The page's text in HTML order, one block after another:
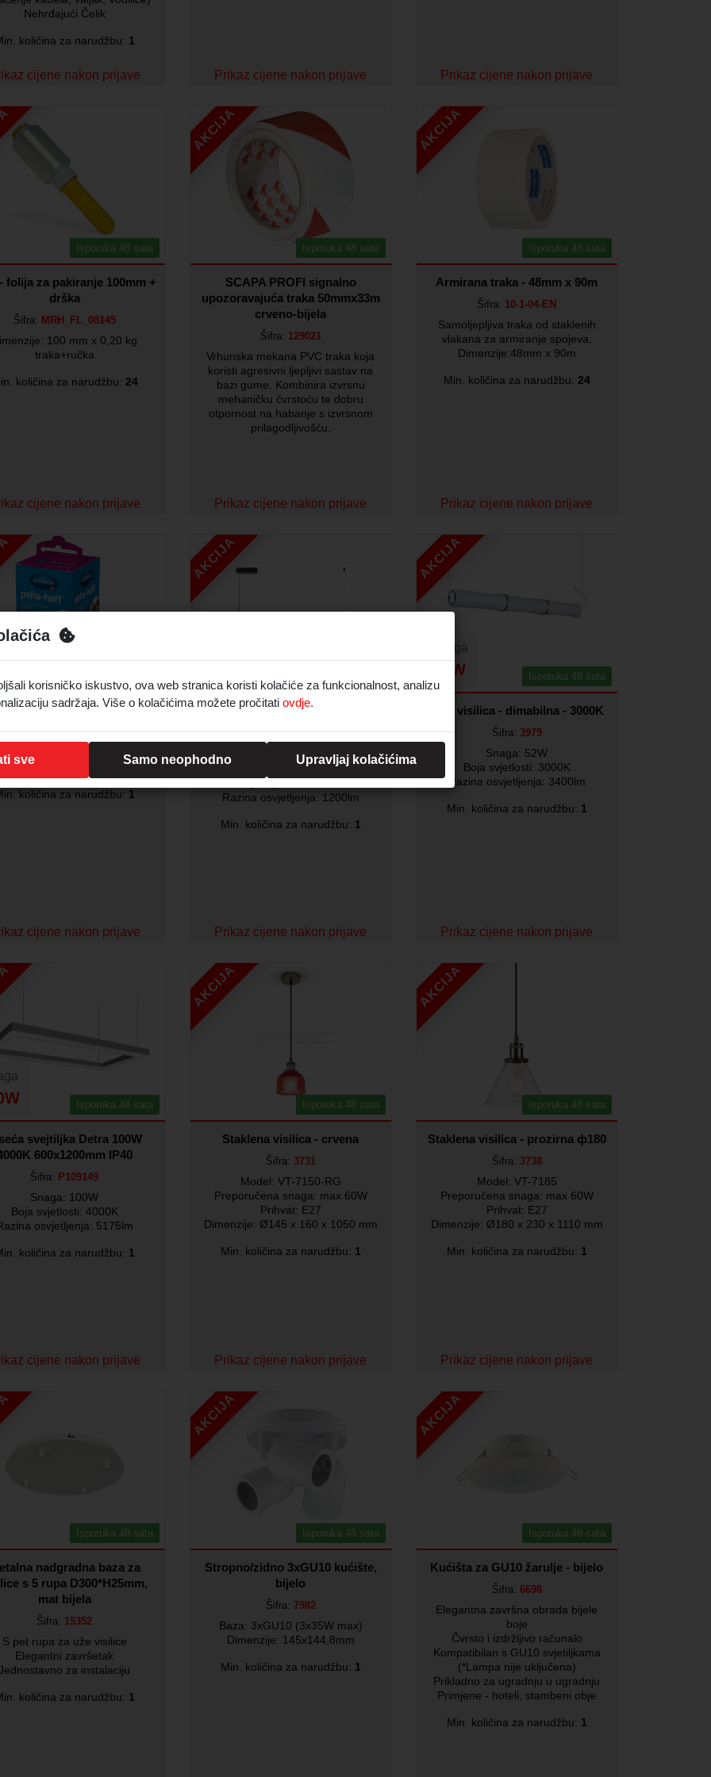
Nehrđajući Čelik
količina za narudžbu: 1
cijene nakon prijave Prikaz cijene nakon prijave Prikaz cijene nakon prijave
Isporuka 48 sata
folija za pakiranje 100mm +
drška
Šifra: MRH_FL_08145
100 mm x 0,20 kg
traka+ručka
količina za narudžbu: 24
cijene nakon prijave
AKCIJA
Isporuka 48 sata
SCAPA PROFI signalno
upozoravajuća traka 50mmx33m
crveno-bijela
Šifra: 129021
Vrhunska mekana PVC traka koja
koristi agresivni ljepljivi sastav na
bazi gume. Kombinira izvrsnu
mehaničku čvrstoću te dobru
otpornost na habanje s izvrsnom
prilagodljivošću.
Prikaz cijene nakon prijave
AKCIJA
Isporuka 48 sata
Armirana traka - 48mm x 90m
Šifra: 10-1-04-EN
Samoljepljiva traka od staklenih
vlakana za armiranje spojeva.
Dimenzije:48mm x 90m
Min. količina za narudžbu: 24
Prikaz cijene nakon prijave
Peha-haft zavoj
Šifra:PH9280050
komada u pakiranju: 1 kom
količina za narudžbu: 1
cijene nakon prijave
AKCIJA
LED elegantna visilica 12W
Snaga: 24W
Razina osvjetljenja: 1200lm
Min. količina za narudžbu: 1
Prikaz cijene nakon prijave
AKCIJA
Snaga
55W Isporuka 48 sata
52W visilica - dimabilna - 3000K
Šifra: 3979
Snaga: 52W
Boja svjetlosti: 3000K
Razina osvjetljenja: 3400lm
Min. količina za narudžbu: 1
Prikaz cijene nakon prijave
Isporuka 48 sata
svejtiljka Detra 100W
600x1200mm IP40
Šifra: P109149
Snaga: 100W
Boja svjetlosti: 4000K
osvjetljenja: 5175lm
količina za narudžbu: 1
cijene nakon prijave
AKCIJA
Isporuka 48 sata
Staklena visilica - crvena
Šifra: 3731
Model: VT-7150-RG
Preporučena snaga: max 60W
Prihvat: E27
Dimenzije: Ø145 x 160 x 1050 mm
Min. količina za narudžbu: 1
Prikaz cijene nakon prijave
AKCIJA
Isporuka 48 sata
Staklena visilica - prozirna ф180
Šifra: 3738
Model: VT-7185
Preporučena snaga: max 60W
Prihvat: E27
Dimenzije: Ø180 x 230 x 1110 mm
Min. količina za narudžbu: 1
Prikaz cijene nakon prijave
Isporuka 48 sata
nadgradna baza za
s 5 rupa D300*H25mm,
mat bijela
Šifra: 15352
S pet rupa za uže visilice
Elegantni završetak
za instalaciju
količina za narudžbu: 1
AKCIJA
Isporuka 48 sata
Stropno/zidno 3xGU10 kućište,
bijelo
Šifra: 7982
Baza: 3xGU10 (3x35W max)
Dimenzije: 145x144,8mm
Min. količina za narudžbu: 1
AKCIJA
Isporuka 48 sata
Kućišta za GU10 žarulje - bijelo
Šifra: 6698
Elegantna završna obrada bijele
boje
Čvrsto i izdržljivo računalo
Kompatibilan s GU10 svjetiljkama
(*Lampa nije uključena)
Prikladno za ugradnju u ugradnju
Primjene - hoteli, stambeni obje
Min. količina za narudžbu: 1
korisničko iskustvo, ova web stranica koristi kolačiće za funkcionalnost, analizu
sadržaja. Više o kolačićima možete pročitati ovdje.
sve Samo neophodno Upravljaj kolačićima